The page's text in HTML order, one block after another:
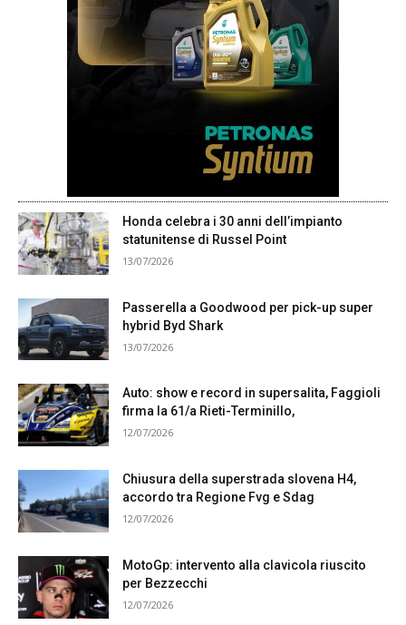
Honda celebra i 30 anni dell’impianto
statunitense di Russel Point
13/07/2026
Passerella a Goodwood per pick-up super
hybrid Byd Shark
13/07/2026
Auto: show e record in supersalita, Faggioli
firma la 61/a Rieti-Terminillo,
12/07/2026
Chiusura della superstrada slovena H4,
accordo tra Regione Fvg e Sdag
12/07/2026
MotoGp: intervento alla clavicola riuscito
per Bezzecchi
12/07/2026